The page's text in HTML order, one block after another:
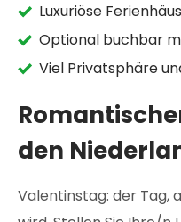
Luxuriöse
Optional buchbar
Viel Privatsphäre
den
Valentinstag: der Tag,